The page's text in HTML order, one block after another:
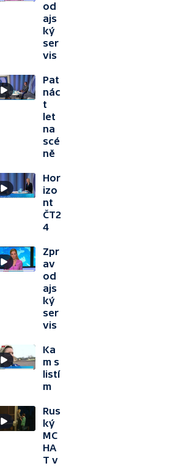
od
ajs
ký
ser
vis
Pat
nác
t
let
na
scé
ně
Hor
izo
nt
ČT2
4
Zpr
av
od
ajs
ký
ser
vis
Ka
m s
listí
m
Rus
ký
MC
HA
T v